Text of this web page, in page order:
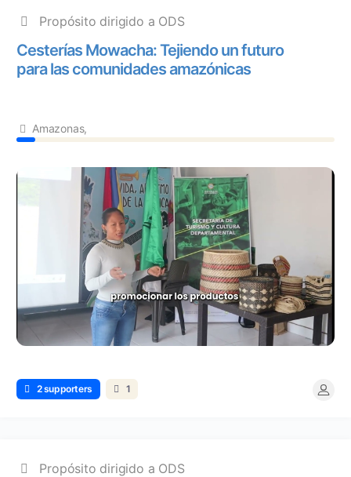
Propósito dirigido a ODS
Cesterías Mowacha: Tejiendo un futuro
para las comunidades amazónicas
Amazonas,
2 supporters 1
Propósito dirigido a ODS